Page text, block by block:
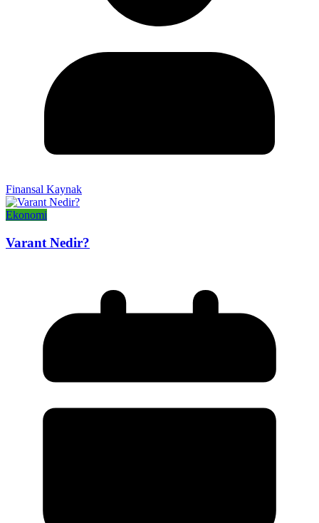
Finansal Kaynak
Ekonomi
Varant Nedir?